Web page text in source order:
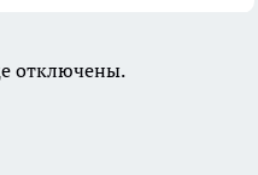
отключены.